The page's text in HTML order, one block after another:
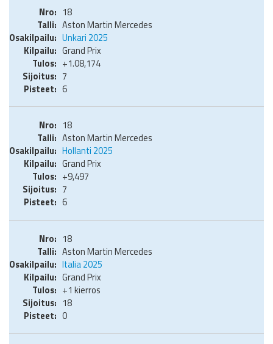
18
Aston Martin Mercedes
Unkari 2025
Grand Prix
+1.08,174
7
6
18
Aston Martin Mercedes
Hollanti 2025
Grand Prix
+9,497
7
6
18
Aston Martin Mercedes
Italia 2025
Grand Prix
+1 kierros
18
0